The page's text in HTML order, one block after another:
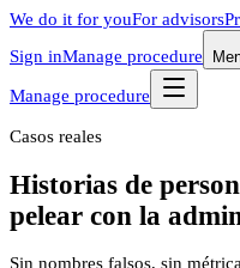
We do it for youFor advisors
Sign inManage procedure
Manage procedure
Casos reales
Historias de
pelear con la
Sin nombres falsos, sin